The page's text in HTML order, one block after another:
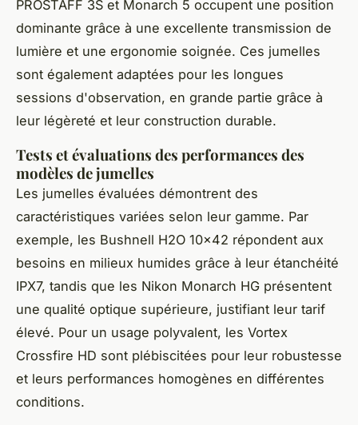
PROSTAFF 3S et Monarch 5 occupent une position
dominante grâce à une excellente transmission de
lumière et une ergonomie soignée. Ces jumelles
sont également adaptées pour les longues
sessions d'observation, en grande partie grâce à
leur légèreté et leur construction durable.
Tests et évaluations des performances des
modèles de jumelles
Les jumelles évaluées démontrent des
caractéristiques variées selon leur gamme. Par
exemple, les Bushnell H2O 10x42 répondent aux
besoins en milieux humides grâce à leur étanchéité
IPX7, tandis que les Nikon Monarch HG présentent
une qualité optique supérieure, justifiant leur tarif
élevé. Pour un usage polyvalent, les Vortex
Crossfire HD sont plébiscitées pour leur robustesse
et leurs performances homogènes en différentes
conditions.